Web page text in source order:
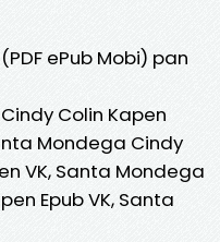
ePub Mobi) pan
Colin Kapen
Mondega Cindy
VK, Santa Mondega
Epub VK, Santa